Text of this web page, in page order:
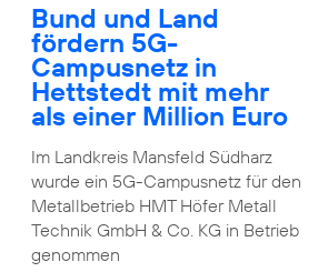
Bund und Land
fördern 5G-
Campusnetz in
Hettstedt mit mehr
als einer Million Euro
Im Landkreis Mansfeld Südharz
wurde ein 5G-Campusnetz für den
Metallbetrieb HMT Höfer Metall
Technik GmbH & Co. KG in Betrieb
genommen